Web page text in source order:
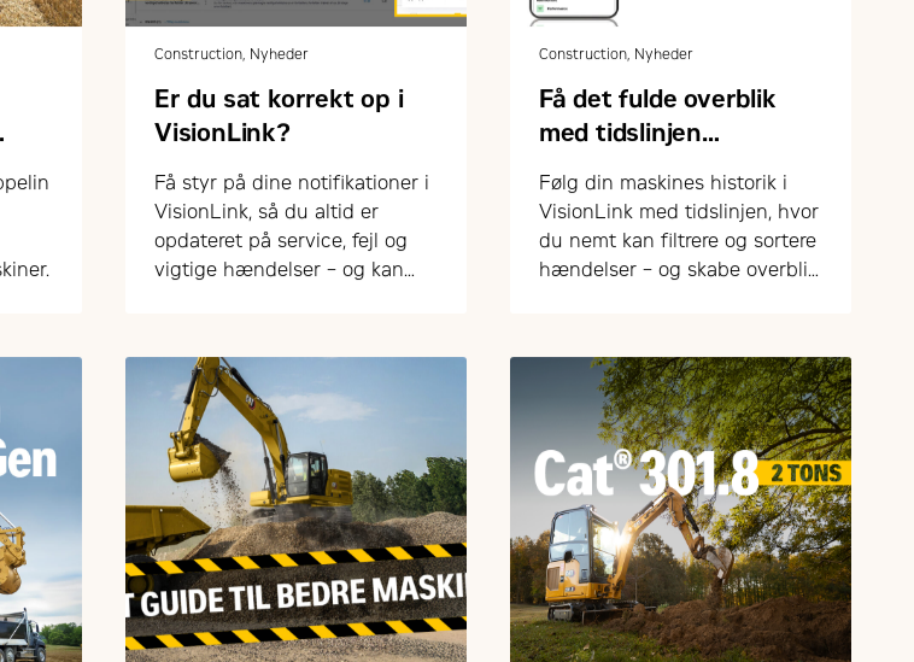
Construction, Nyheder
Er du sat korrekt op i
VisionLink?
Få styr på dine notifikationer i
VisionLink, så du altid er
opdateret på service, fejl og
vigtige hændelser – og kan
Construction, Nyheder
Få det fulde overblik
med tidslinjen
Følg din maskines historik i
VisionLink med tidslinjen, hvor
du nemt kan filtrere og sortere
hændelser – og skabe overblik